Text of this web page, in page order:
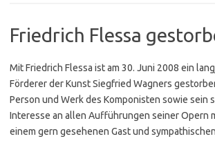
Friedrich Flessa
Mit Friedrich Flessa ist am 30. Juni 2008 ein
Förderer der Kunst Siegfried Wagners
Person und Werk des Komponisten sowie sein
Interesse an allen Aufführungen seiner Opern
einem gern gesehenen Gast und